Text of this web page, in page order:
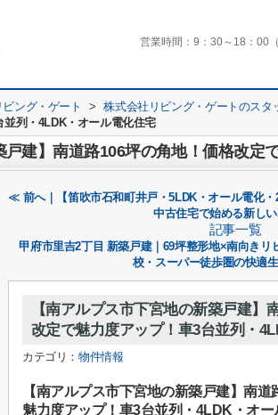
営業時間： 9：30～18：00
ング・ゲート > 株式会社リビング・ゲートのスタ
列・4LDK・オール電化住宅
≪ 前へ｜【笛吹市石和町井戸・5LDK・オール電化・
中古住宅で始める新し
記事一覧
甲府市里吉2丁目 新築戸建｜69坪整形地×南向き
校・スーパー徒歩圏の快適
【南アルプス市下宮地の新築戸建】
改定で魅力度アップ！車3台並列・
カテゴリ：物件情報
【南アルプス市下宮地の新築戸建】南
魅力度アップ！車3台並列・4LDK・オー